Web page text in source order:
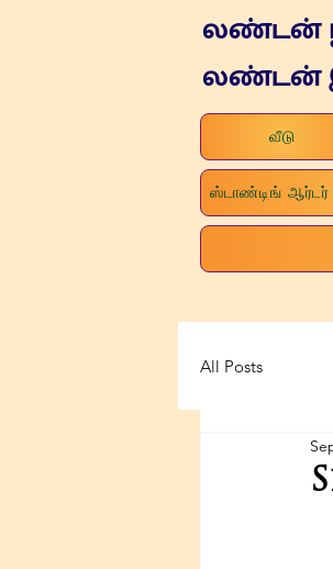
லண்டன்
லண்டன்
வீடு
ஸ்டாண்டிங்
All Posts